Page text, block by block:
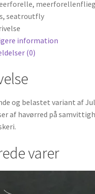
,
, seatroutfly
information
(0)
og belastet variant af
af havørred på
varer